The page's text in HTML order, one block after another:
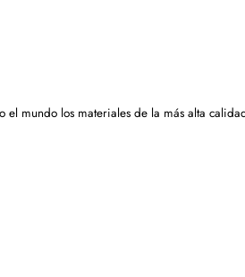
el mundo los materiales de la más alta